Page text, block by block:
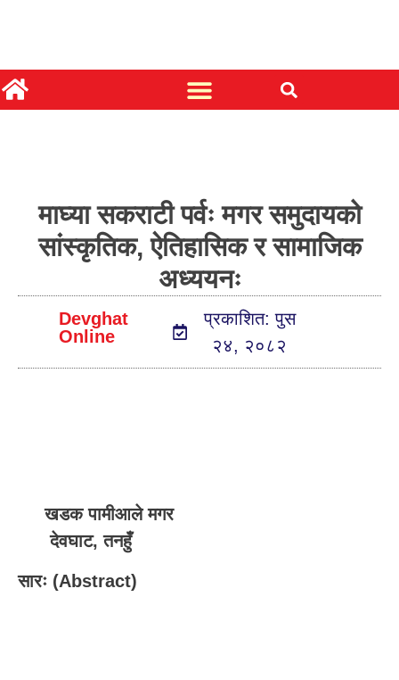
माघ्या सकराटी पर्वः मगर समुदायको
सांस्कृतिक, ऐतिहासिक र सामाजिक
अध्ययनः
Devghat
Online
प्रकाशित: पुस
२४, २०८२
खडक पामीआले मगर
देवघाट, तनहुँ
सारः (Abstract)